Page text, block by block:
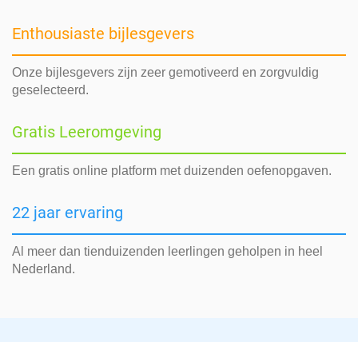
Enthousiaste bijlesgevers
Onze bijlesgevers zijn zeer gemotiveerd en zorgvuldig
geselecteerd.
Gratis Leeromgeving
Een gratis online platform met duizenden oefenopgaven.
22 jaar ervaring
Al meer dan tienduizenden leerlingen geholpen in heel
Nederland.